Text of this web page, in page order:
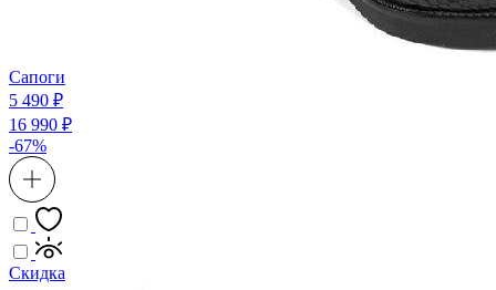
Сапоги
5 490 ₽
16 990 ₽
-67%
Скидка